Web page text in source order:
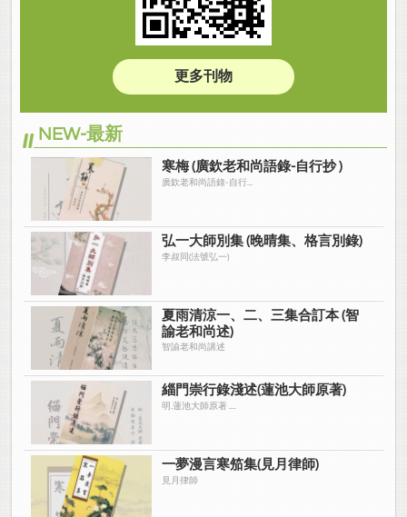
更多刊物
NEW-最新
寒梅 (廣欽老和尚語錄-自行抄 )
廣欽老和尚語錄-自行...
弘一大師別集 (晚晴集、格言別錄)
李叔同(法號弘一)
夏雨清涼一、二、三集合訂本 (智
諭老和尚述)
智諭老和尚講述
緇門崇行錄淺述(蓮池大師原著)
明.蓮池大師原著 ....
一夢漫言寒笳集(見月律師)
見月律師